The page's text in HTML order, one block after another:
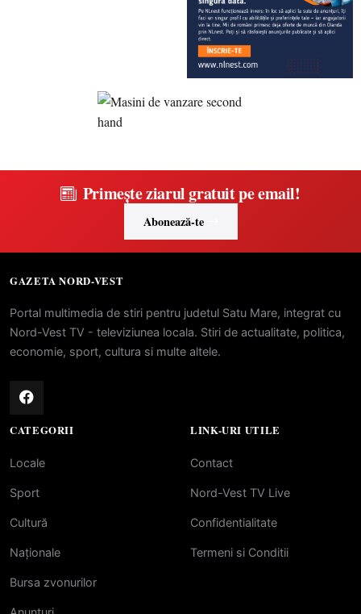
Primește ziarul gratuit pe email!
Abonează-te
GAZETA NORD-VEST
Portal multimedia de stiri pentru judetul Satu Mare, integrat cu
Nord-Vest TV - televiziunea locala. Stiri de actualitate, politica,
economie, sport, cultura si multe altele.
CATEGORII
Locale
Sport
Cultură
Naționale
Bursa zvonurilor
LINK-URI UTILE
Contact
Nord-Vest TV Live
Confidentialitate
Termeni si Conditii